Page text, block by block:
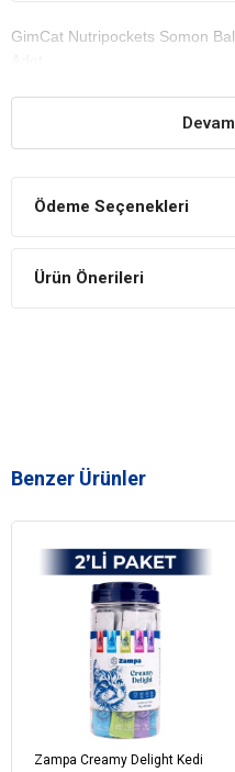
GimCat Nutripockets Somon
Ödeme Seçenekleri
Ürün Önerileri
Benzer Ürünler
Zampa Creamy Delight Kedi